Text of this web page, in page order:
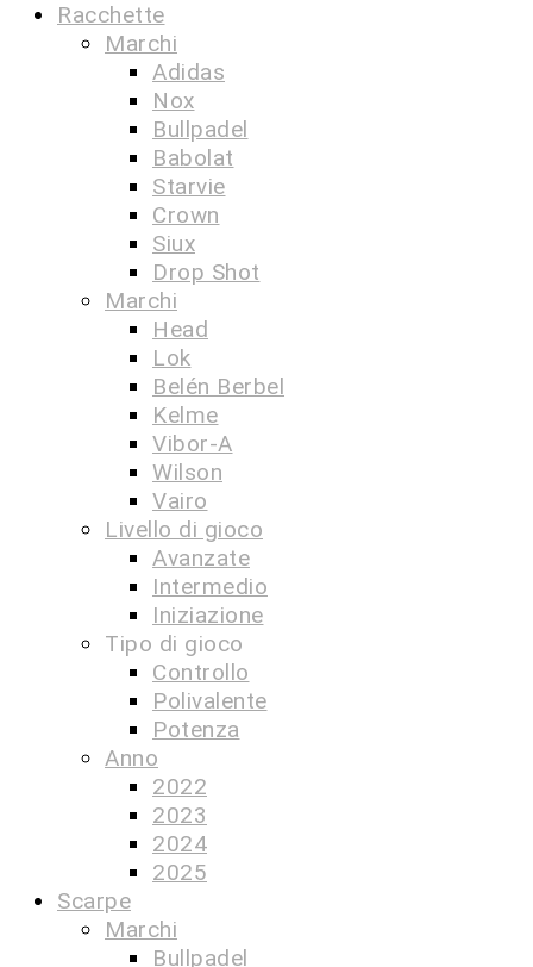
Racchette
Marchi
Adidas
Nox
Bullpadel
Babolat
Starvie
Crown
Siux
Drop Shot
Marchi
Head
Lok
Belén Berbel
Kelme
Vibor-A
Wilson
Vairo
Livello di gioco
Avanzate
Intermedio
Iniziazione
Tipo di gioco
Controllo
Polivalente
Potenza
Anno
2022
2023
2024
2025
Scarpe
Marchi
Bullpadel